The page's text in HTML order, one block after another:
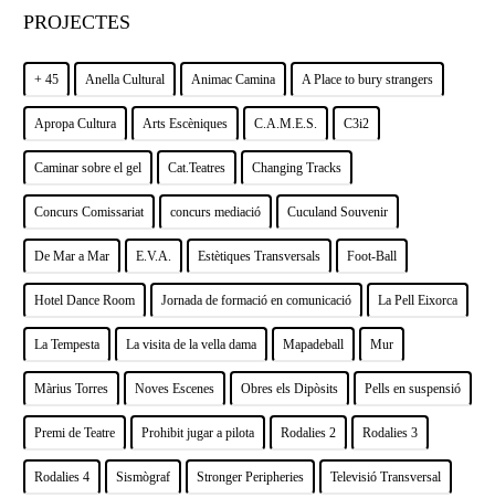
PROJECTES
+ 45 Anella Cultural Animac Camina A Place to bury strangers
Apropa Cultura Arts Escèniques C.A.M.E.S. C3i2
Caminar sobre el gel Cat.Teatres Changing Tracks
Concurs Comissariat concurs mediació Cuculand Souvenir
De Mar a Mar E.V.A. Estètiques Transversals Foot-Ball
Hotel Dance Room Jornada de formació en comunicació La Pell Eixorca
La Tempesta La visita de la vella dama Mapadeball Mur
Màrius Torres Noves Escenes Obres els Dipòsits Pells en suspensió
Premi de Teatre Prohibit jugar a pilota Rodalies 2 Rodalies 3
Rodalies 4 Sismògraf Stronger Peripheries Televisió Transversal